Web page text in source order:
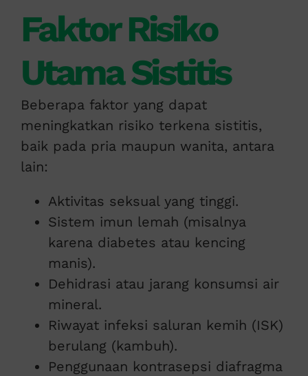
Faktor Risiko
Utama Sistitis
Beberapa faktor yang dapat
meningkatkan risiko terkena sistitis,
baik pada pria maupun wanita, antara
lain:
Aktivitas seksual yang tinggi.
Sistem imun lemah (misalnya
karena diabetes atau kencing
manis).
Dehidrasi atau jarang konsumsi air
mineral.
Riwayat infeksi saluran kemih (ISK)
berulang (kambuh).
Penggunaan kontrasepsi diafragma